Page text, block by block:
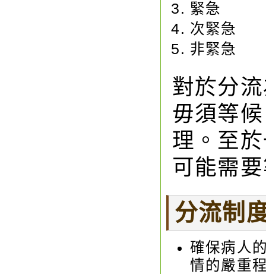
緊急
次緊急
非緊急
對於分
毋須等
理。至
可能需
分流制
確保病人
情的嚴重